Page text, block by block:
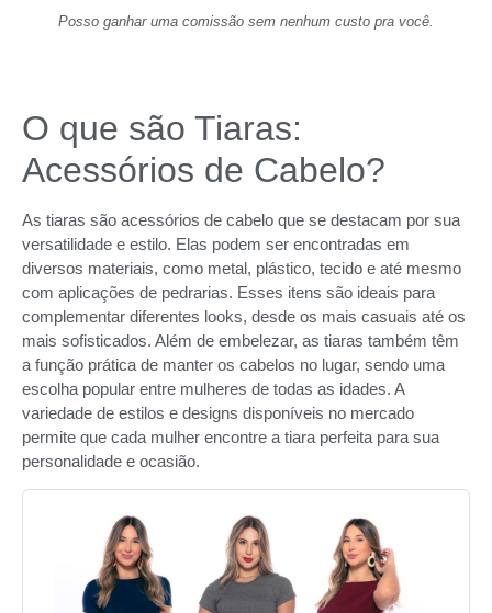
Posso ganhar uma comissão sem nenhum custo pra você.
O que são Tiaras:
Acessórios de Cabelo?
As tiaras são acessórios de cabelo que se destacam por sua
versatilidade e estilo. Elas podem ser encontradas em
diversos materiais, como metal, plástico, tecido e até mesmo
com aplicações de pedrarias. Esses itens são ideais para
complementar diferentes looks, desde os mais casuais até os
mais sofisticados. Além de embelezar, as tiaras também têm
a função prática de manter os cabelos no lugar, sendo uma
escolha popular entre mulheres de todas as idades. A
variedade de estilos e designs disponíveis no mercado
permite que cada mulher encontre a tiara perfeita para sua
personalidade e ocasião.